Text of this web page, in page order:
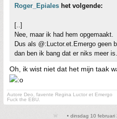
Roger_Epiales het volgende:
[..]
Nee, maar ik had hem opgemaakt.
Dus als @:Luctor.et.Emergo geen
dan ben ik bang dat er niks meer is.
Oh, ik wist niet dat het mijn taak
Autore Deo, favente Regina Luctor et Emergo
Fuck the EBU.
• dinsdag 10 februari